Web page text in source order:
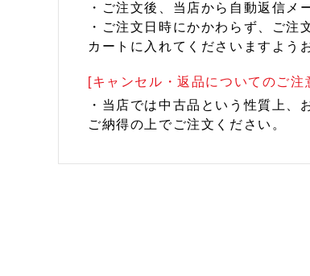
・ご注文後、当店から自動返信メ
・ご注文日時にかかわらず、ご
カートに入れてくださいますよう
[キャンセル・返品についてのご注
・当店では中古品という性質上
ご納得の上でご注文ください。